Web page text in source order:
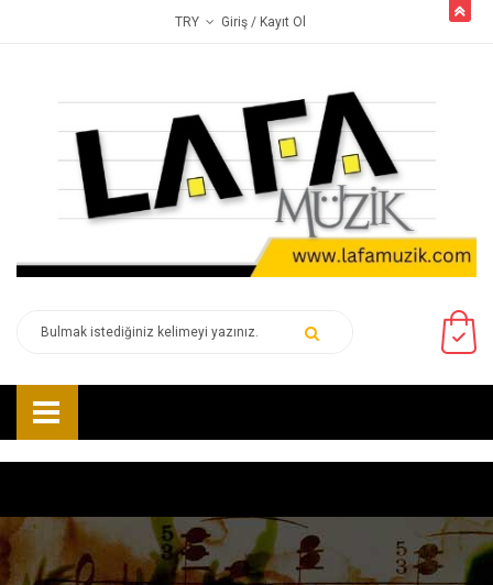
TRY Giriş / Kayıt Ol